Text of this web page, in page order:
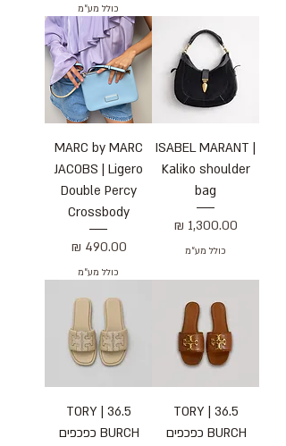
כולל מע״מ
ISABEL MARANT |
Kaliko shoulder
bag
מחיר
כולל מע״מ
MARC by MARC
JACOBS | Ligero
Double Percy
Crossbody
מחיר
כולל מע״מ
36.5 | TORY
BURCH כפכפים
36.5 | TORY
BURCH כפכפים